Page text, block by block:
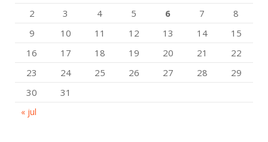
« jul
2
3 4 5 6 7
8
9
10 11 12 13 14
15
16
17 18 19 20 21
22
23
24 25 26 27 28
29
30
31